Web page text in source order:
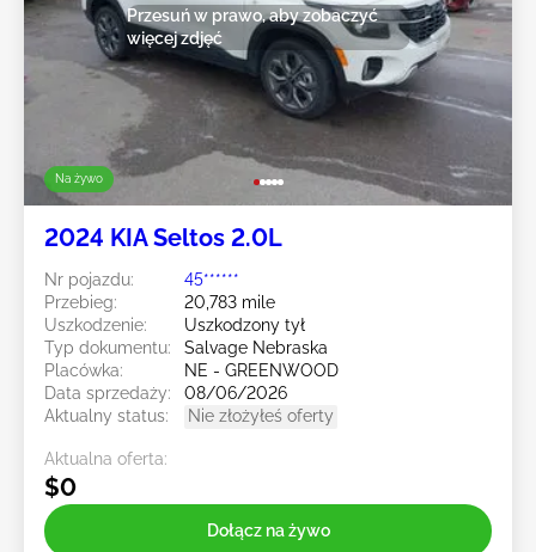
Na żywo
Przesuń w prawo, aby zobaczyć
więcej zdjęć
2024 KIA Seltos 2.0L
Nr pojazdu:
45******
Przebieg:
20,783 mile
Uszkodzenie:
Uszkodzony tył
Typ dokumentu:
Salvage Nebraska
Placówka:
NE - GREENWOOD
Data sprzedaży:
08/06/2026
Aktualny status:
Nie złożyłeś oferty
Aktualna oferta:
$0
Dołącz na żywo